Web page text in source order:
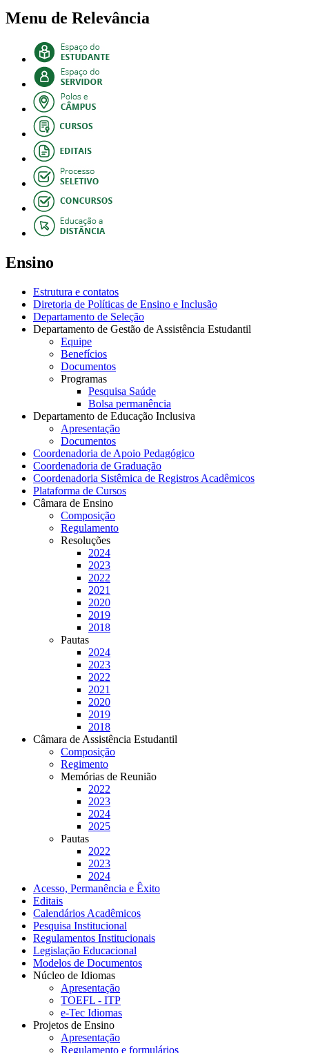
Menu de Relevância
Ensino
Estrutura e contatos
Diretoria de Políticas de Ensino e Inclusão
Departamento de Seleção
Departamento de Gestão de Assistência Estudantil
Equipe
Benefícios
Documentos
Programas
Pesquisa Saúde
Bolsa permanência
Departamento de Educação Inclusiva
Apresentação
Documentos
Coordenadoria de Apoio Pedagógico
Coordenadoria de Graduação
Coordenadoria Sistêmica de Registros Acadêmicos
Plataforma de Cursos
Câmara de Ensino
Composição
Regulamento
Resoluções
2024
2023
2022
2021
2020
2019
2018
Pautas
2024
2023
2022
2021
2020
2019
2018
Câmara de Assistência Estudantil
Composição
Regimento
Memórias de Reunião
2022
2023
2024
2025
Pautas
2022
2023
2024
Acesso, Permanência e Êxito
Editais
Calendários Acadêmicos
Pesquisa Institucional
Regulamentos Institucionais
Legislação Educacional
Modelos de Documentos
Núcleo de Idiomas
Apresentação
TOEFL - ITP
e-Tec Idiomas
Projetos de Ensino
Apresentação
Regulamento e formulários